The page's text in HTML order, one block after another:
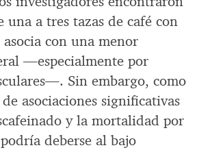
una a tres tazas de café con
con una menor
—especialmente por
Sin embargo, como
asociaciones significativas
y la mortalidad por
deberse al bajo